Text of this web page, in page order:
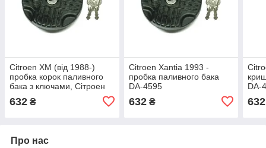
Citroen XM (від 1988-)
пробка корок паливного
бака з ключами, Сітроен
632 ₴
Citroen Xantia 1993 -
пробка паливного бака
DA-4595
632₴
DA-
632
Про нас